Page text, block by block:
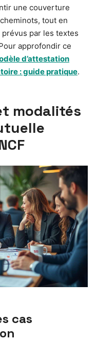
une couverture
tout en
par les textes
approfondir ce
d’attestation
: guide pratique.
modalités
cas